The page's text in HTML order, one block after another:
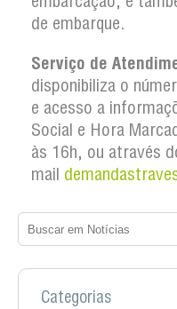
de embarque.
Serviço de
disponibiliza o
e acesso a
Social e Hora
às 16h, ou através
mail
Categorias